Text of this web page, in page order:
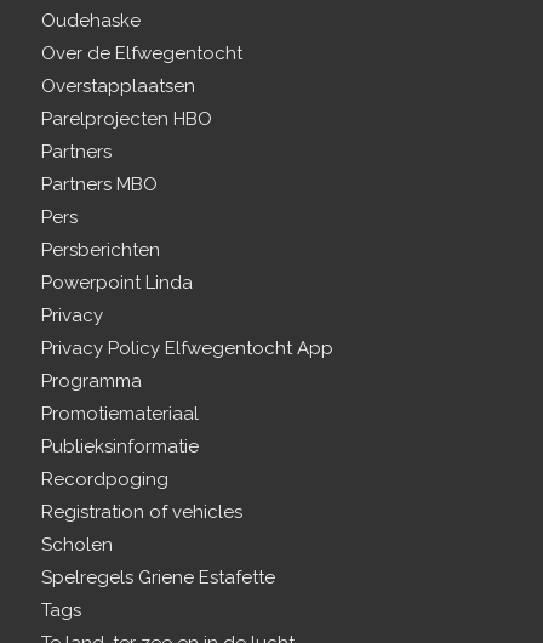
Oudehaske
Over de Elfwegentocht
Overstapplaatsen
Parelprojecten HBO
Partners
Partners MBO
Pers
Persberichten
Powerpoint Linda
Privacy
Privacy Policy Elfwegentocht App
Programma
Promotiemateriaal
Publieksinformatie
Recordpoging
Registration of vehicles
Scholen
Spelregels Griene Estafette
Tags